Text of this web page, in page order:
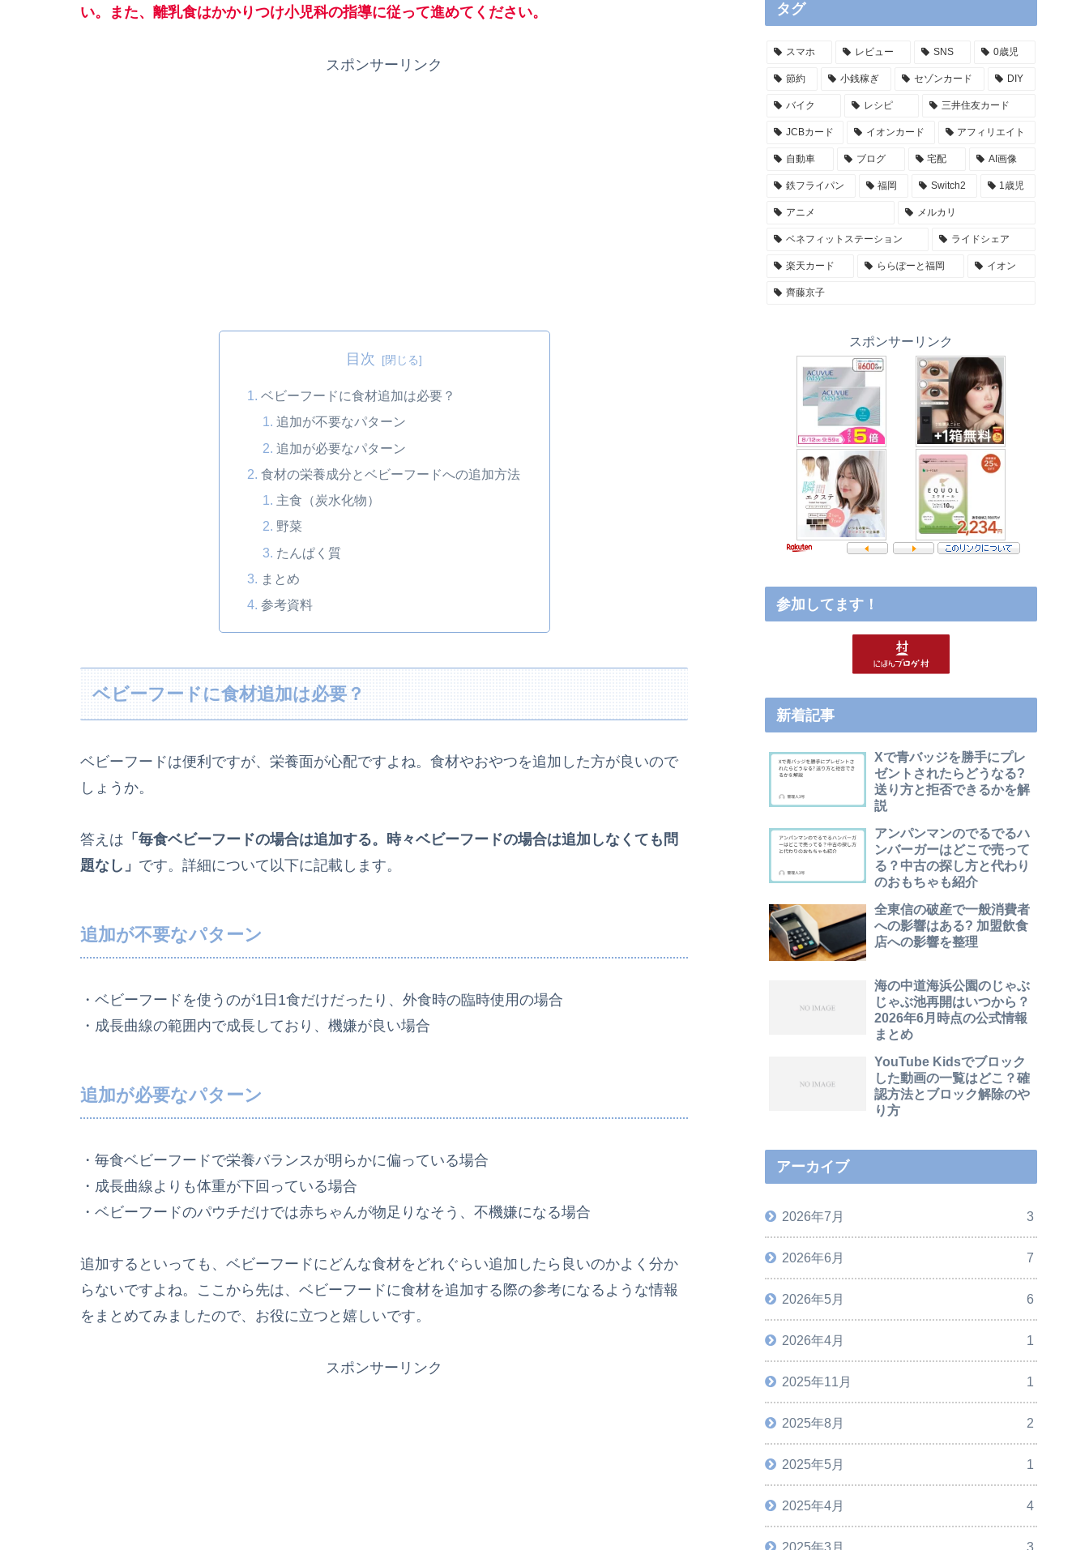
い。また、離乳食はかかりつけ小児科の指導に従って進めてください。
スポンサーリンク
目次
ベビーフードに食材追加は必要？
追加が不要なパターン
追加が必要なパターン
食材の栄養成分とベビーフードへの追加方法
主食（炭水化物）
野菜
たんぱく質
まとめ
参考資料
ベビーフードに食材追加は必要？
ベビーフードは便利ですが、栄養面が心配ですよね。食材やおやつを追加した方が良いので
しょうか。
答えは 「毎食ベビーフードの場合は追加する。時々ベビーフードの場合は追加しなくても問
題なし」 です。詳細について以下に記載します。
追加が不要なパターン
・ベビーフードを使うのが1日1食だけだったり、外食時の臨時使用の場合
・成長曲線の範囲内で成長しており、機嫌が良い場合
追加が必要なパターン
・毎食ベビーフードで栄養バランスが明らかに偏っている場合
・成長曲線よりも体重が下回っている場合
・ベビーフードのパウチだけでは赤ちゃんが物足りなそう、不機嫌になる場合
追加するといっても、ベビーフードにどんな食材をどれぐらい追加したら良いのかよく分か
らないですよね。ここから先は、ベビーフードに食材を追加する際の参考になるような情報
をまとめてみましたので、お役に立つと嬉しいです。
スポンサーリンク
タグ
スマホ レビュー SNS 0歳児
節約 小銭稼ぎ セゾンカード DIY
バイク レシピ 三井住友カード
JCBカード イオンカード アフィリエイト
自動車 ブログ 宅配 AI画像
鉄フライパン 福岡 Switch2 1歳児
アニメ メルカリ
ベネフィットステーション ライドシェア
楽天カード ららぽーと福岡 イオン
齊藤京子
スポンサーリンク
参加してます！
新着記事
Xで青バッジを勝手にプレ
ゼントされたらどうなる?
送り方と拒否できるかを解
説
アンパンマンのでるでるハ
ンバーガーはどこで売って
る？中古の探し方と代わり
のおもちゃも紹介
全東信の破産で一般消費者
への影響はある? 加盟飲食
店への影響を整理
海の中道海浜公園のじゃぶ
じゃぶ池再開はいつから？
2026年6月時点の公式情報
まとめ
YouTube Kidsでブロック
した動画の一覧はどこ？確
認方法とブロック解除のや
り方
アーカイブ
2026年7月 3
2026年6月 7
2026年5月 6
2026年4月 1
2025年11月 1
2025年8月 2
2025年5月 1
2025年4月 4
2025年3月 3